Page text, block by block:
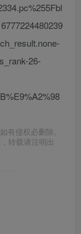
26-
有侵权必删除。
转载请注明出